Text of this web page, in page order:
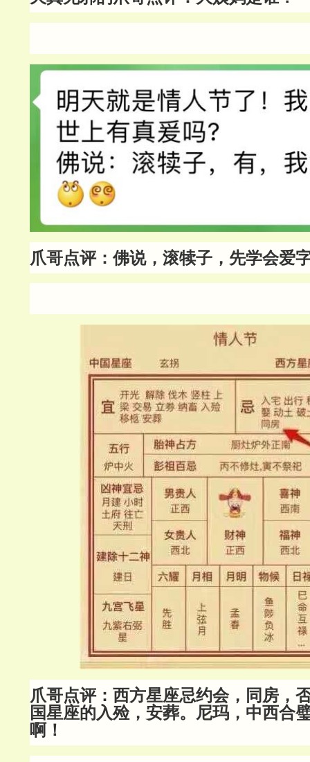
爪哥点评：佛说，滚犊子，先学会爱
爪哥点评：西方星座忌约会，同房，
国星座的入殓，安葬。尼玛，中西合
啊！